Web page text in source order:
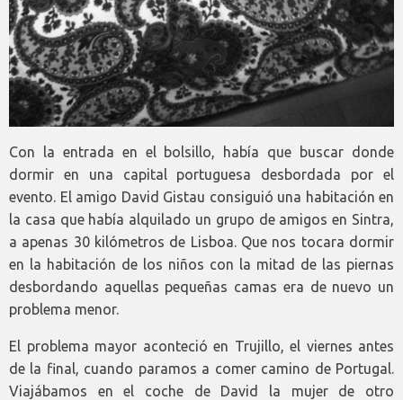
Con la entrada en el bolsillo, había que buscar donde
dormir en una capital portuguesa desbordada por el
evento. El amigo David Gistau consiguió una habitación en
la casa que había alquilado un grupo de amigos en Sintra,
a apenas 30 kilómetros de Lisboa. Que nos tocara dormir
en la habitación de los niños con la mitad de las piernas
desbordando aquellas pequeñas camas era de nuevo un
problema menor.
El problema mayor aconteció en Trujillo, el viernes antes
de la final, cuando paramos a comer camino de Portugal.
Viajábamos en el coche de David la mujer de otro